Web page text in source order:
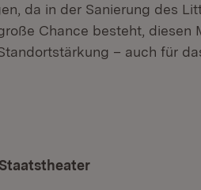
da in der Sanierung des
Chance besteht, diesen
– auch für